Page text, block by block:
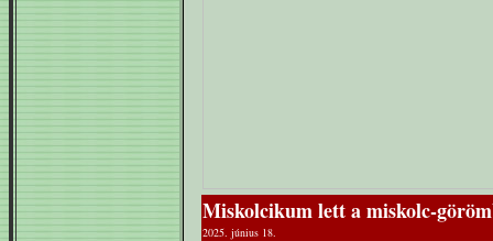
Miskolcikum lett a miskolc-
2025. június 18.